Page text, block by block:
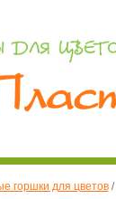
горшки для цветов/